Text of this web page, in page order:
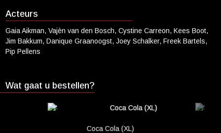
Cadeaukaart saldo
Abonnement cadeau geven
ONZE BIOSCOOP
Eten en drinken
Vacatures
Acteurs
Gaia Aikman, Vajèn van den Bosch, Cystine Carreon, Kees Boot,
Jim Bakkum, Danique Graanoogst, Joey Schalker, Freek Bartels,
Pip Pellens
Wat gaat u bestellen?
Coca Cola (XL)